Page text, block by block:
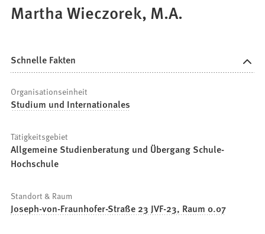
Martha Wieczorek, M.A.
Schnelle Fakten
Organisationseinheit
Studium und Internationales
Tätigkeitsgebiet
Allgemeine Studienberatung und Übergang Schule-
Hochschule
Standort & Raum
Joseph-von-Fraunhofer-Straße 23 JVF-23, Raum 0.07